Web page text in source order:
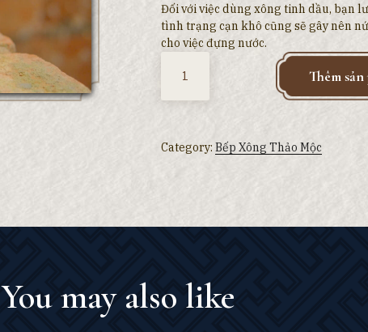
Đối với việc dùng xông tinh dầu, bạn
tình trạng cạn khô cũng sẽ gây nên
cho việc đựng nước.
Thêm sản
Category: Bếp Xông Thảo Mộc
You may also like